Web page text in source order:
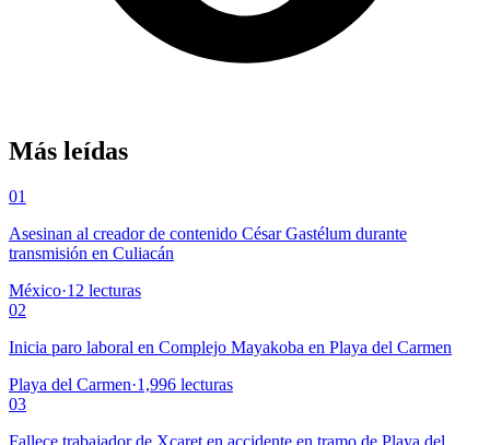
Más leídas
01
Asesinan al creador de contenido César Gastélum durante
transmisión en Culiacán
México·12 lecturas
02
Inicia paro laboral en Complejo Mayakoba en Playa del Carmen
Playa del Carmen·1,996 lecturas
03